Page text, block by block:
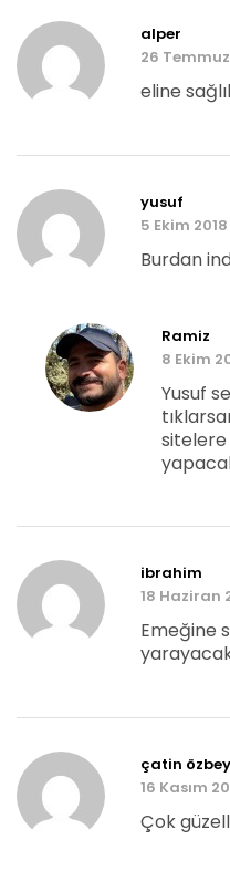
alper
26
eline
yusuf
5 Ekim
Burdan
Ramiz
8 Ekim
Yusuf
ibrahim
18 Haziran
Emeğine
çatin özbey
16 Kasım
Çok